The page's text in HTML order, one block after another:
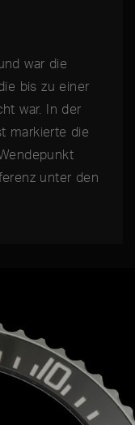
war die
bis zu einer
war. In der
markierte die
unter den